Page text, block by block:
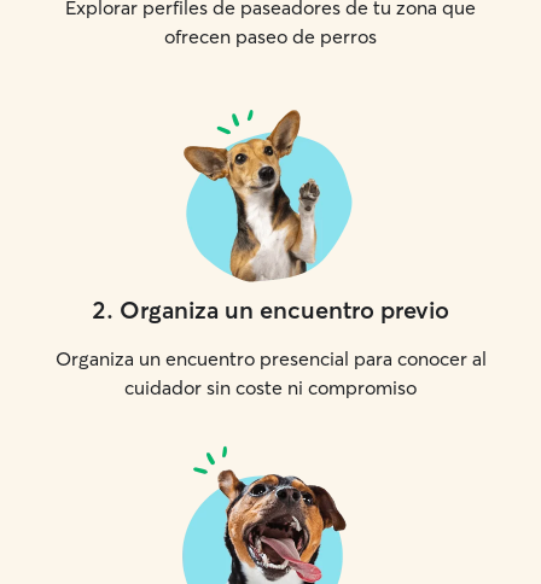
Explorar perfiles de paseadores de tu zona que
ofrecen paseo de perros
2. Organiza un encuentro previo
Organiza un encuentro presencial para conocer al
cuidador sin coste ni compromiso